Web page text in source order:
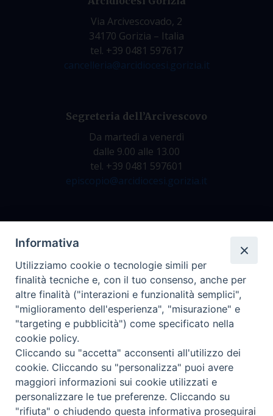
Via Arcivescovado, 2
34170 Gorizia – Italia
tel. +39 0481 597617
cancelleria@arcidiocesi.gorizia.it
Segreteria dell’Arcivescovo
Da martedì a venerdì
dalle 9.00 alle 13.00
tel. +39 0481 597601
episcopio@arcidiocesi.gorizia.it
dalle 9.00 alle 12.30
tel. +39 0481 597628
archivio@arcidiocesi.gorizia.it
Ufficio Comunicazioni Sociali
tel. +39 0481 531663
ucs@arcidiocesi.gorizia.it
Informativa
Utilizziamo cookie o tecnologie simili per
finalità tecniche e, con il tuo consenso, anche per
altre finalità ("interazioni e funzionalità semplici",
"miglioramento dell'esperienza", "misurazione" e
"targeting e pubblicità") come specificato nella
cookie policy.
Cliccando su "accetta" acconsenti all'utilizzo dei
cookie. Cliccando su "personalizza" puoi avere
maggiori informazioni sui cookie utilizzati e
personalizzare le tue preferenze. Cliccando su
"rifiuta" o chiudendo questa informativa proseguirai